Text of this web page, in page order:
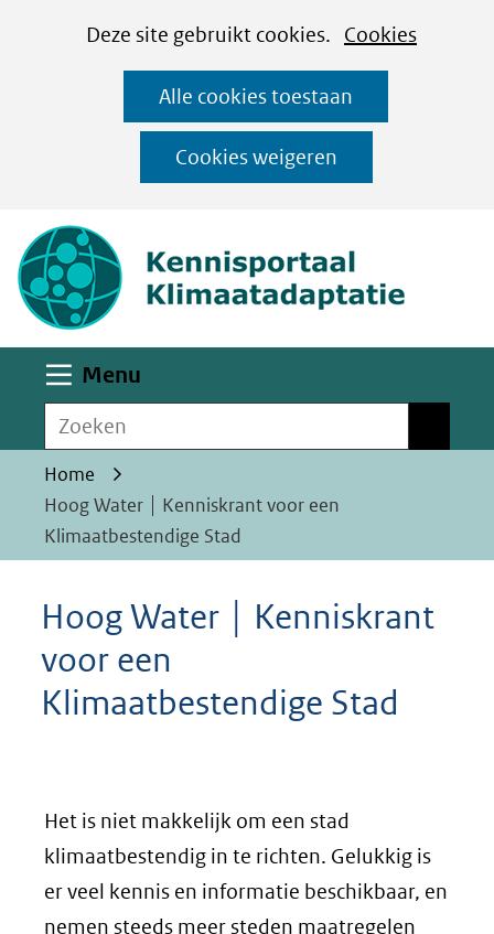
CookiesDeze site gebruikt cookies. Cookies
op
deze
website
worden
toegestaan
geweigerd.
Alle cookies toestaan
Cookies weigeren
Ga
naar
de
inhoud
Menu
Zoeken
Home
Hoog Water │ Kenniskrant voor een
Klimaatbestendige Stad
Hoog Water │ Kenniskrant
voor een
Klimaatbestendige Stad
Het is niet makkelijk om een stad
klimaatbestendig in te richten. Gelukkig is
er veel kennis en informatie beschikbaar, en
nemen steeds meer steden maatregelen